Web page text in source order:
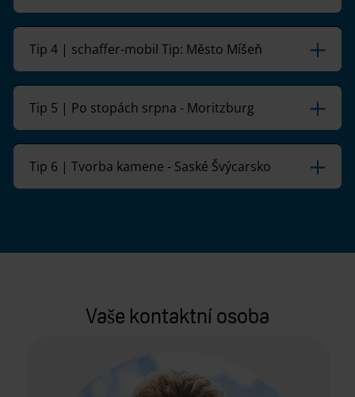
Tip 4 | schaffer-mobil Tip: Město Míšeň
Tip 5 | Po stopách srpna - Moritzburg
Tip 6 | Tvorba kamene - Saské Švýcarsko
Vaše kontaktní osoba